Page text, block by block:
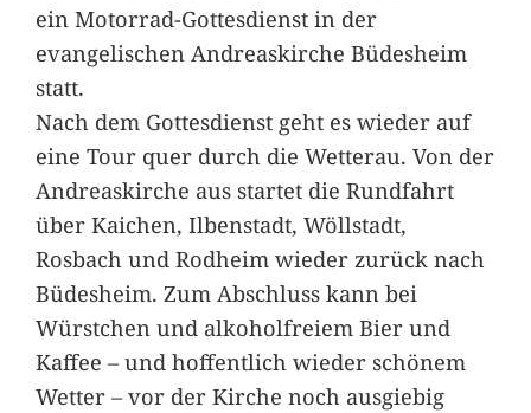
ein Motorrad-Gottesdienst in der
evangelischen Andreaskirche Büdesheim
statt.
Nach dem Gottesdienst geht es wieder auf
eine Tour quer durch die Wetterau. Von der
Andreaskirche aus startet die Rundfahrt
über Kaichen, Ilbenstadt, Wöllstadt,
Rosbach und Rodheim wieder zurück nach
Büdesheim. Zum Abschluss kann bei
Würstchen und alkoholfreiem Bier und
Kaffee – und hoffentlich wieder schönem
Wetter – vor der Kirche noch ausgiebig